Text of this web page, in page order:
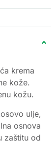
krema
kože.
kožu.
ulje,
osnova
zaštitu od